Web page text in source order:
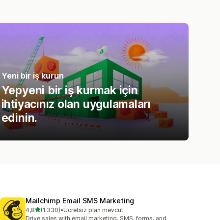
Yeni bir iş kurun
Yepyeni bir iş kurmak için
ihtiyacınız olan uygulamaları
edinin.
Mailchimp Email SMS Marketing
4,85 yıldız üzerinden
(1.330)
toplam 1330 değerlendirme
•Ücretsiz plan mevcut
Drive sales with email marketing, SMS, forms, and